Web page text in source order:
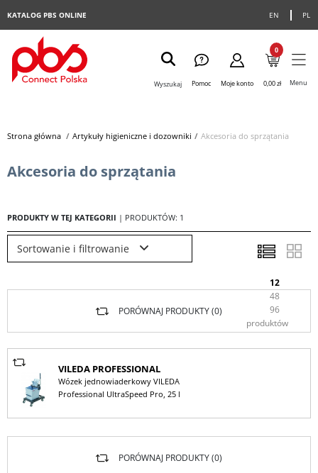
EN PL
KATALOG PBS ONLINE
Wyszukaj Pomoc Moje konto
0
0,00 zł Menu
Strona główna> Artykuły higieniczne i dozowniki> Akcesoria do sprzątania
Akcesoria do sprzątania
PRODUKTY W TEJ KATEGORII | PRODUKTÓW: 1
Sortowanie i filtrowanie
12
48
96
produktów
PORÓWNAJ PRODUKTY (0)
VILEDA PROFESSIONAL
Wózek jednowiaderkowy VILEDA
Professional UltraSpeed Pro, 25 l
PORÓWNAJ PRODUKTY (0)